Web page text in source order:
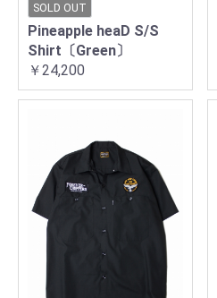
SOLD OUT
Pineapple heaD S/S
Shirt〔Green〕
￥24,200